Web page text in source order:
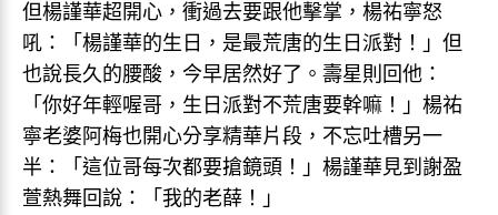
但楊謹華超開心，衝過去要跟他擊掌，楊祐寧怒
吼：「楊謹華的生日，是最荒唐的生日派對！」但
也說長久的腰酸，今早居然好了。壽星則回他：
「你好年輕喔哥，生日派對不荒唐要幹嘛！」楊祐
寧老婆阿梅也開心分享精華片段，不忘吐槽另一
半：「這位哥每次都要搶鏡頭！」楊謹華見到謝盈
萱熱舞回說：「我的老薛！」